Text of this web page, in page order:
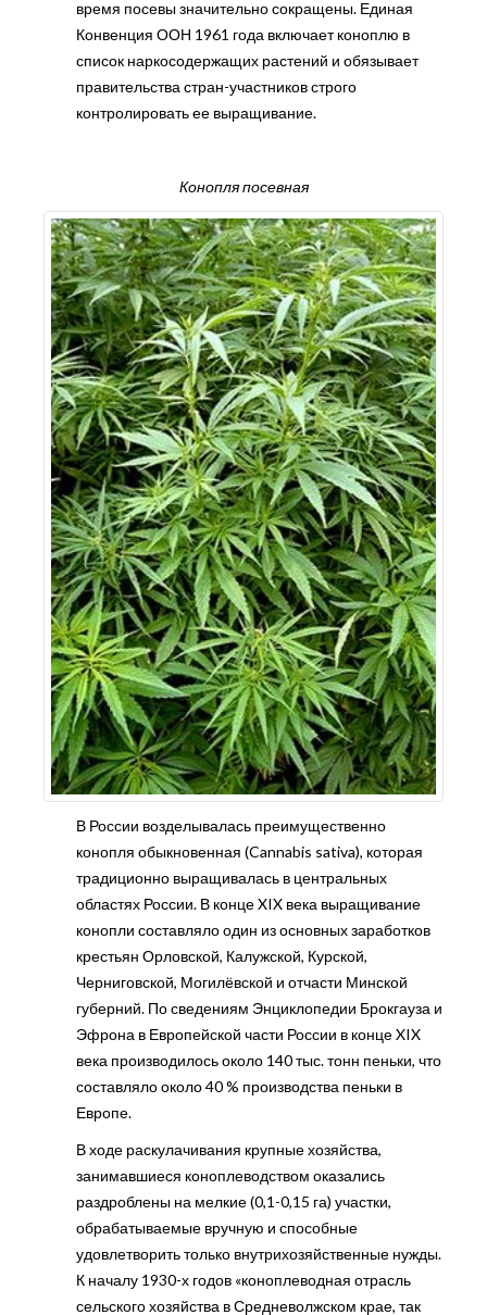
время посевы значительно сокращены. Единая
Конвенция ООН 1961 года включает коноплю в
список наркосодержащих растений и обязывает
правительства стран-участников строго
контролировать ее выращивание.
Конопля посевная
В России возделывалась преимущественно
конопля обыкновенная (Cannabis sativa), которая
традиционно выращивалась в центральных
областях России. В конце XIX века выращивание
конопли составляло один из основных заработков
крестьян Орловской, Калужской, Курской,
Черниговской, Могилёвской и отчасти Минской
губерний. По сведениям Энциклопедии Брокгауза и
Эфрона в Европейской части России в конце XIX
века производилось около 140 тыс. тонн пеньки, что
составляло около 40 % производства пеньки в
Европе.
В ходе раскулачивания крупные хозяйства,
занимавшиеся коноплеводством оказались
раздроблены на мелкие (0,1-0,15 га) участки,
обрабатываемые вручную и способные
удовлетворить только внутрихозяйственные нужды.
К началу 1930-х годов «коноплеводная отрасль
сельского хозяйства в Средневолжском крае, так